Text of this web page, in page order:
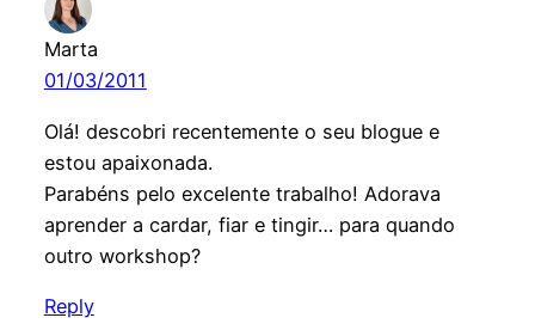
Marta
01/03/2011
Olá! descobri recentemente o seu blogue e
estou apaixonada.
Parabéns pelo excelente trabalho! Adorava
aprender a cardar, fiar e tingir… para quando
outro workshop?
Reply